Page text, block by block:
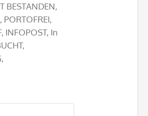
BESTANDEN,
PORTOFREI,
INFOPOST, In